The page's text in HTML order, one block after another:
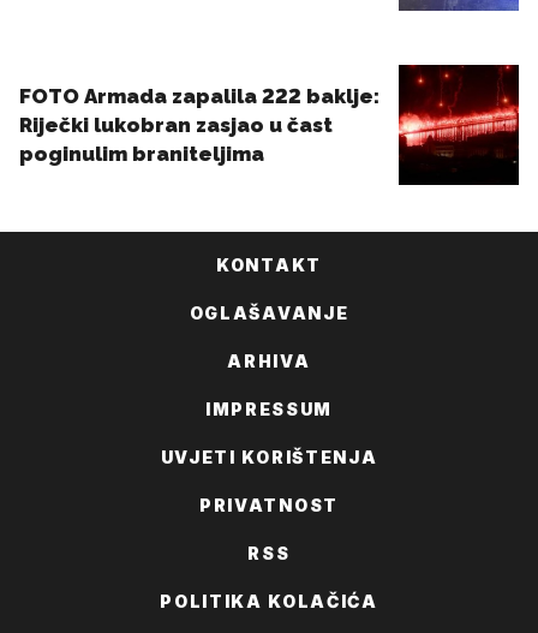
KONTAKT
OGLAŠAVANJE
ARHIVA
IMPRESSUM
UVJETI KORIŠTENJA
PRIVATNOST
RSS
POLITIKA KOLAČIĆA